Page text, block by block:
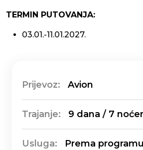
TERMIN PUTOVANJA:
03.01.-11.01.2027.
Prijevoz: Avion
Trajanje: 9 dana / 7
Usluga: Prema programu